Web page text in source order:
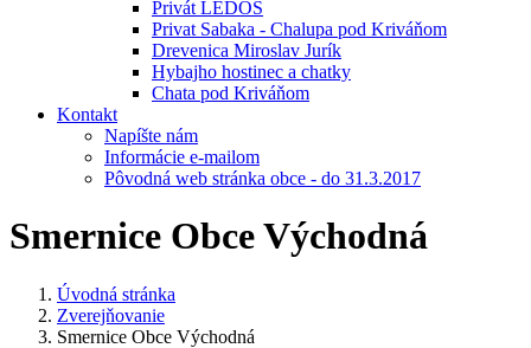
Privát LEDOS
Privat Sabaka - Chalupa pod Kriváňom
Drevenica Miroslav Jurík
Hybajho hostinec a chatky
Chata pod Kriváňom
Kontakt
Napíšte nám
Informácie e-mailom
Pôvodná web stránka obce - do 31.3.2017
Smernice Obce Východná
Úvodná stránka
Zverejňovanie
Smernice Obce Východná